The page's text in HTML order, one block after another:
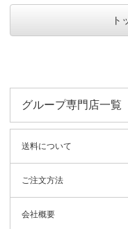
ト
グループ専門店一覧
送料について
ご注文方法
会社概要